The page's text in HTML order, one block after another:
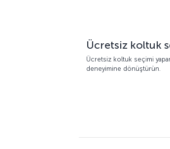
Ücretsiz koltuk
Ücretsiz koltuk seçimi
deneyimine dönüştürün.